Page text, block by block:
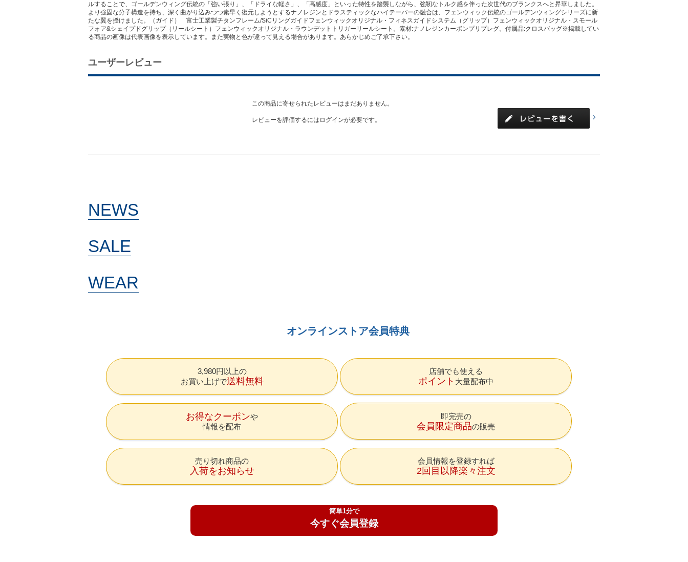
ルすることで、ゴールデンウィング伝統の「強い張り」、「ドライな軽さ」、「高感度」といった特性を踏襲しながら、強靭なトルク感を伴った次世代のブランクスへと昇華しました。
より強固な分子構造を持ち、深く曲がり込みつつ素早く復元しようとするナノレジンとドラスティックなハイテーパーの融合は、フェンウィック伝統のゴールデンウィングシリーズに新
たな翼を授けました。（ガイド） 富士工業製チタンフレーム/SiCリングガイドフェンウィックオリジナル・フィネスガイドシステム（グリップ）フェンウィックオリジナル・スモール
フォア&シェイプドグリップ（リールシート）フェンウィックオリジナル・ラウンデットトリガーリールシート。素材:ナノレジンカーボンプリプレグ。付属品:クロスバッグ※掲載してい
る商品の画像は代表画像を表示しています。また実物と色が違って見える場合があります。あらかじめご了承下さい。
ユーザーレビュー
この商品に寄せられたレビューはまだありません。
レビューを評価するには ログインが必要です。
NEWS
SALE
WEAR
オンラインストア会員特典
3,980円以上の
お買い上げで送料無料
店舗でも使える
ポイント 大量配布中
お得なクーポン
情報を配布
即完売の
会員限定商品の販売
売り切れ商品の
入荷をお知らせ
会員情報を登録すれば
2回目以降楽々注文
簡単1分で
今すぐ会員登録